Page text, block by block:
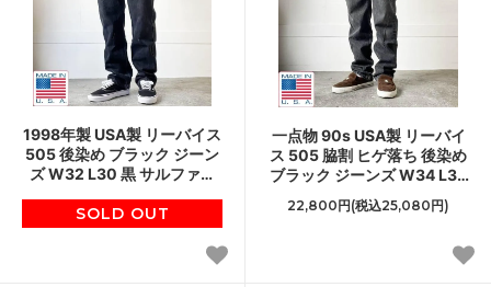
1998年製 USA製 リーバイス
505 後染め ブラック ジーン
ズ W32 L30 黒 サルファブ
テージ D152
SOLD OUT
一点物 90s USA製 リーバイ
ス 505 脇割 ヒゲ落ち 後染め
ブラック ジーンズ W34 L32
サルファアメリカ製 ビンテ
ージ D152
22,800円(税込25,080円)